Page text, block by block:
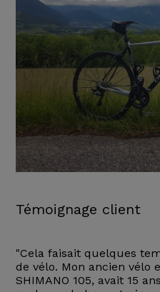
Témoignage client
"Cela faisait quelques
de vélo. Mon ancien vélo
SHIMANO 105, avait 15